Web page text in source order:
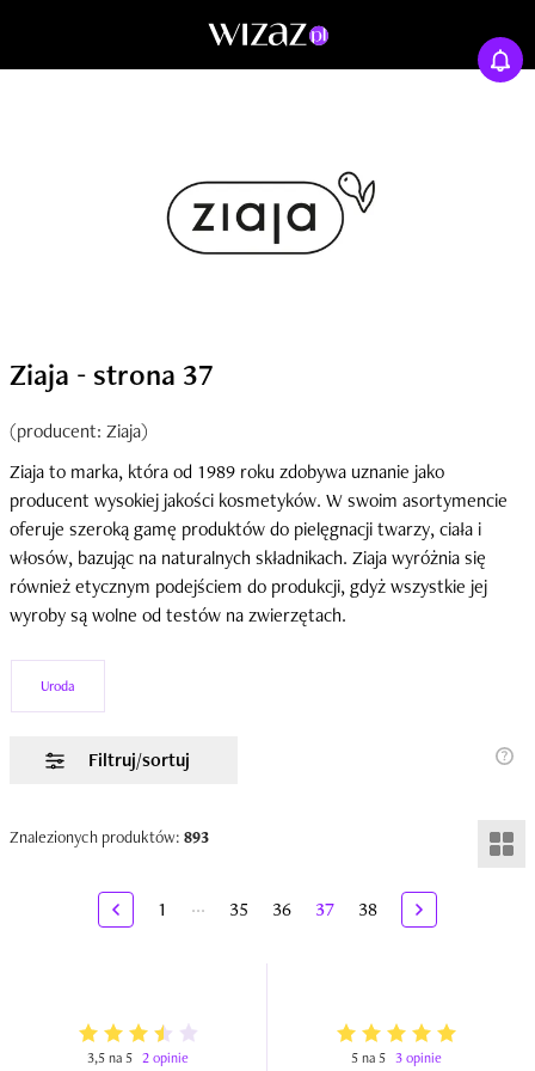
Ziaja - strona 37
(producent: Ziaja)
Ziaja to marka, która od 1989 roku zdobywa uznanie jako
producent wysokiej jakości kosmetyków. W swoim asortymencie
oferuje szeroką gamę produktów do pielęgnacji twarzy, ciała i
włosów, bazując na naturalnych składnikach. Ziaja wyróżnia się
również etycznym podejściem do produkcji, gdyż wszystkie jej
wyroby są wolne od testów na zwierzętach.
Uroda
Filtruj/sortuj
Znalezionych produktów: 893
1 ... 35 36 37 38
3,5 na 5 2 opinie 5 na 5 3 opinie